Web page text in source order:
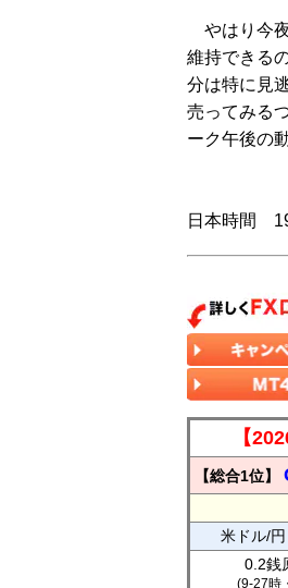
やはり今
維持できる
分は特に見
売ってみる
ーク午後の
日本時間
【
【総合1位】
米ドル/
0.2銭
(9-27時